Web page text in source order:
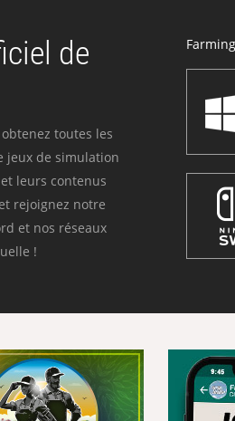
de
toutes les
jeux de simulation
leurs contenus
rejoignez notre
et nos réseaux
!